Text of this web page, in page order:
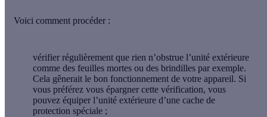
Voici comment procéder :
vérifier régulièrement que rien n’obstrue l’unité extérieure
comme des feuilles mortes ou des brindilles par exemple.
Cela gênerait le bon fonctionnement de votre appareil. Si
vous préférez vous épargner cette vérification, vous
pouvez équiper l’unité extérieure d’une cache de
protection spéciale ;